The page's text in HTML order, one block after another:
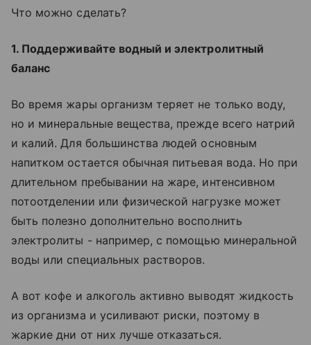
Что можно сделать?
1. Поддерживайте водный и электролитный
баланс
Во время жары организм теряет не только воду,
но и минеральные вещества, прежде всего натрий
и калий. Для большинства людей основным
напитком остается обычная питьевая вода. Но при
длительном пребывании на жаре, интенсивном
потоотделении или физической нагрузке может
быть полезно дополнительно восполнить
электролиты - например, с помощью минеральной
воды или специальных растворов.
А вот кофе и алкоголь активно выводят жидкость
из организма и усиливают риски, поэтому в
жаркие дни от них лучше отказаться.